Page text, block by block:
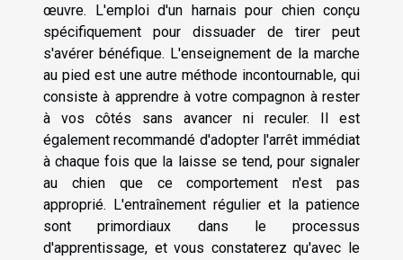
œuvre. L'emploi d'un harnais pour chien conçu
spécifiquement pour dissuader de tirer peut
s'avérer bénéfique. L'enseignement de la marche
au pied est une autre méthode incontournable, qui
consiste à apprendre à votre compagnon à rester
à vos côtés sans avancer ni reculer. Il est
également recommandé d'adopter l'arrêt immédiat
à chaque fois que la laisse se tend, pour signaler
au chien que ce comportement n'est pas
approprié. L'entraînement régulier et la patience
sont primordiaux dans le processus
d'apprentissage, et vous constaterez qu'avec le